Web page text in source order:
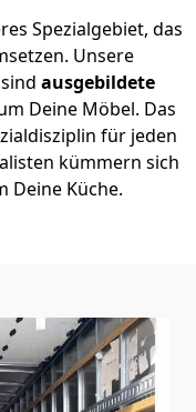
Spezialgebiet, das
Unsere
ausgebildete
Deine Möbel. Das
für jeden
kümmern sich
Deine Küche.